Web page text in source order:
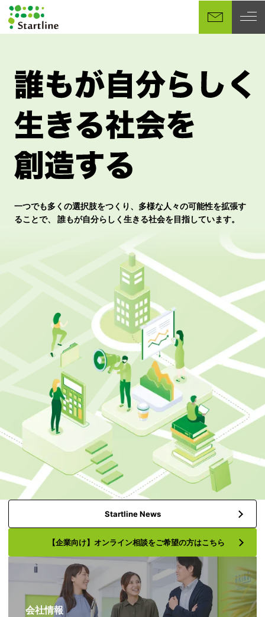
イ
ン
一つでも多くの選択肢をつくり、多様な人々の可能性を拡張す
ることで、 誰もが自分らしく生きる社会を目指しています。
Startline News
【企業向け】オンライン相談をご希望の方はこちら
会社情報